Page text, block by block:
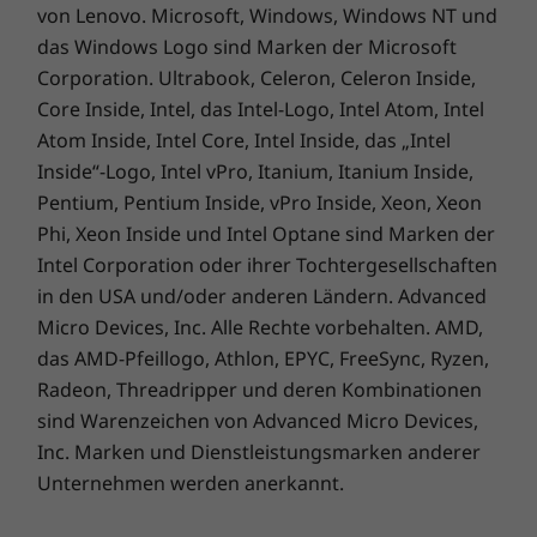
Integrierte Sicherheit
Die ThinkStation P350 Tiny Workstation ist
durch unsere ThinkShield Sicherheitslösungen
geschützt – eine Suite von Hardware- und
von Lenovo. Microsoft, Windows, Windows NT und
das Windows Logo sind Marken der Microsoft
Corporation. Ultrabook, Celeron, Celeron Inside,
Core Inside, Intel, das Intel-Logo, Intel Atom, Intel
Atom Inside, Intel Core, Intel Inside, das „Intel
Inside“-Logo, Intel vPro, Itanium, Itanium Inside,
Pentium, Pentium Inside, vPro Inside, Xeon, Xeon
Phi, Xeon Inside und Intel Optane sind Marken der
Intel Corporation oder ihrer Tochtergesellschaften
in den USA und/oder anderen Ländern. Advanced
Micro Devices, Inc. Alle Rechte vorbehalten. AMD,
das AMD-Pfeillogo, Athlon, EPYC, FreeSync, Ryzen,
Radeon, Threadripper und deren Kombinationen
sind Warenzeichen von Advanced Micro Devices,
Inc. Marken und Dienstleistungsmarken anderer
Unternehmen werden anerkannt.